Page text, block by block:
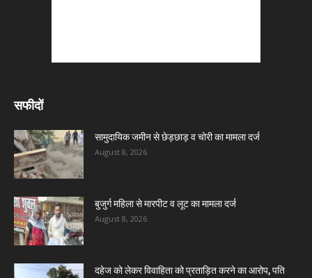
सफीदों
सामुदायिक जमीन से छेड़छाड़ व चोरी का मामला दर्ज
August 8, 2026
बुजुर्ग महिला से मारपीट व लूट का मामला दर्ज
August 8, 2026
दहेज को लेकर विवाहिता को प्रताड़ित करने का आरोप, पति